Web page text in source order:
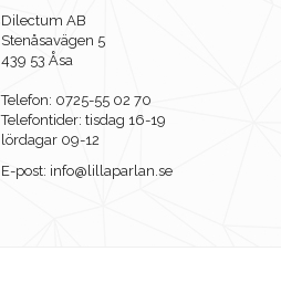
Dilectum AB
Stenåsavägen 5
439 53 Åsa
Telefon: 0725-55 02 70
Telefontider: tisdag 16-19
lördagar 09-12
E-post: info@lillaparlan.se